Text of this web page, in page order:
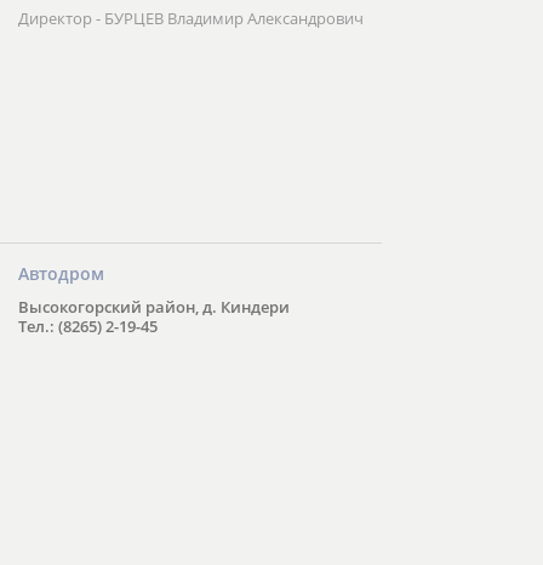
Директор - БУРЦЕВ Владимир Александрович
Автодром
Высокогорский район, д. Киндери
Тел.: (8265) 2-19-45